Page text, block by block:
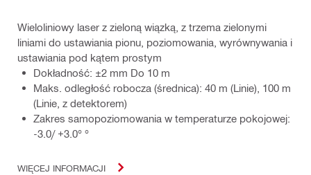
Wieloliniowy laser z zieloną wiązką, z trzema zielonymi
liniami do ustawiania pionu, poziomowania, wyrównywania i
ustawiania pod kątem prostym
Dokładność: ±2 mm Do 10 m
Maks. odległość robocza (średnica): 40 m (Linie), 100 m
(Linie, z detektorem)
Zakres samopoziomowania w temperaturze pokojowej:
-3.0/ +3.0° °
WIĘCEJ INFORMACJI